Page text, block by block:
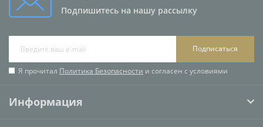
Подпишитесь на нашу рассылку
Подписаться
Я прочитал Политика Безопасности и согласен с условиями
Информация